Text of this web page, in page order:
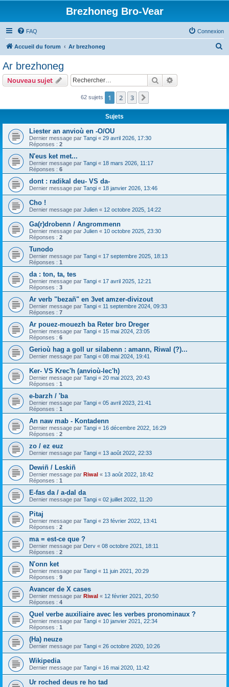
Brezhoneg Bro-Vear
FAQ Connexion
Accueil du forum Ar brezhoneg
Ar brezhoneg
Nouveau sujet Rechercher
62 sujets 1 2 3
Sujets
Liester an anvioù en -O/OU
Dernier message par Tangi « 29 avril 2026, 17:30
Réponses : 2
N'eus ket met...
Dernier message par Tangi « 18 mars 2026, 11:17
Réponses : 6
dont : radikal deu- VS da-
Dernier message par Tangi « 18 janvier 2026, 13:46
Cho !
Dernier message par Julien « 12 octobre 2025, 14:22
Ga(r)drobenn / Angrommenn
Dernier message par Julien « 10 octobre 2025, 23:30
Réponses : 2
Tunodo
Dernier message par Tangi « 17 septembre 2025, 18:13
Réponses : 1
da : ton, ta, tes
Dernier message par Tangi « 17 avril 2025, 12:21
Réponses : 3
Ar verb "bezañ" en 3vet amzer-divizout
Dernier message par Tangi « 11 septembre 2024, 09:33
Réponses : 7
Ar pouez-mouezh ba Reter bro Dreger
Dernier message par Tangi « 15 mai 2024, 23:05
Réponses : 6
Gerioù hag a goll ur silabenn : amann, Riwal (?)...
Dernier message par Tangi « 08 mai 2024, 19:41
Ker- VS Krec'h (anvioù-lec'h)
Dernier message par Tangi « 20 mai 2023, 20:43
Réponses : 1
e-barzh / 'ba
Dernier message par Tangi « 05 avril 2023, 21:41
Réponses : 1
An naw mab - Kontadenn
Dernier message par Tangi « 16 décembre 2022, 16:29
Réponses : 2
zo / ez euz
Dernier message par Tangi « 13 août 2022, 22:33
Dewiñ / Leskiñ
Dernier message par Riwal « 13 août 2022, 18:42
Réponses : 1
E-fas da / a-dal da
Dernier message par Tangi « 02 juillet 2022, 11:20
Pitaj
Dernier message par Tangi « 23 février 2022, 13:41
Réponses : 2
ma = est-ce que ?
Dernier message par Derv « 08 octobre 2021, 18:11
Réponses : 2
N'onn ket
Dernier message par Tangi « 11 juin 2021, 20:29
Réponses : 9
Avancer de X cases
Dernier message par Riwal « 12 février 2021, 20:50
Réponses : 4
Quel verbe auxiliaire avec les verbes pronominaux ?
Dernier message par Tangi « 10 janvier 2021, 22:34
Réponses : 1
(Ha) neuze
Dernier message par Tangi « 26 octobre 2020, 10:26
Wikipedia
Dernier message par Tangi « 16 mai 2020, 11:42
Ur roched deus re ho tad